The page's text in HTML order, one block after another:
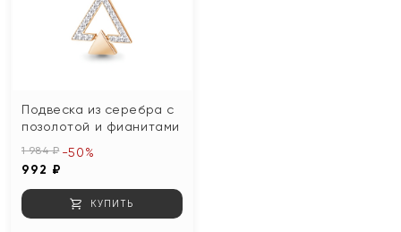
Подвеска из серебра с
позолотой и фианитами
1 984 ₽
992 ₽
-50%
КУПИТЬ